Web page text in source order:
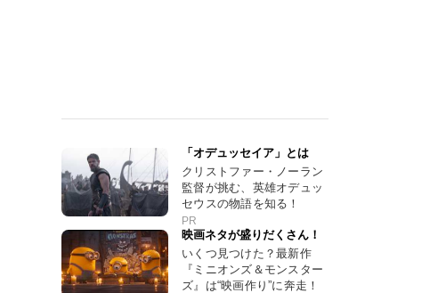
「オデュッセイア」とは
クリストファー・ノーラン
監督が挑む、英雄オデュッ
セウスの物語を知る！
PR
映画ネタが盛りだくさん！
いくつ見つけた？最新作
『ミニオンズ＆モンスター
ズ』は“映画作り”に奔走！